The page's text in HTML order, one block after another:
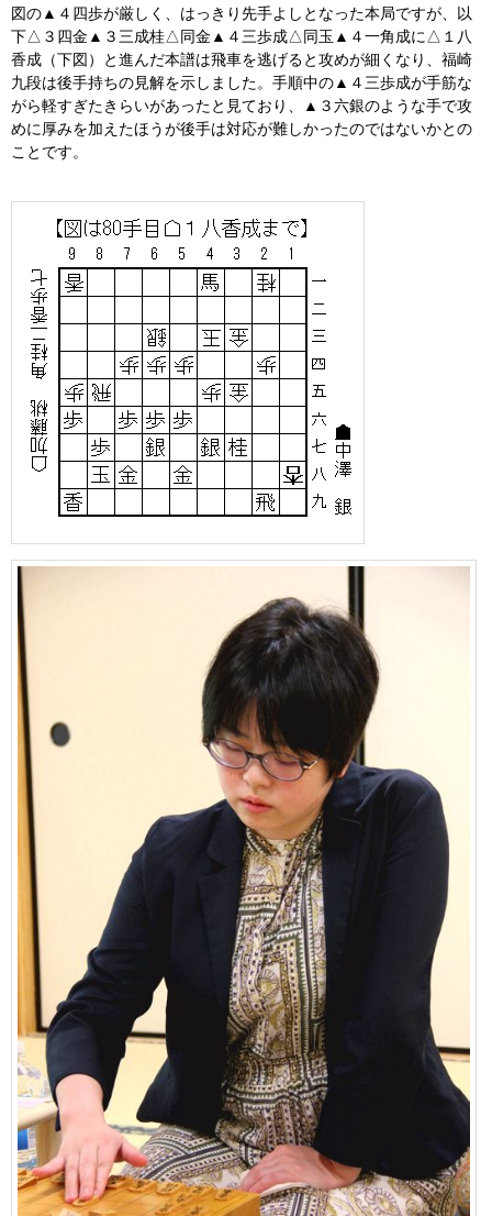
図の▲４四歩が厳しく、はっきり先手よしとなった本局ですが、以
下△３四金▲３三成桂△同金▲４三歩成△同玉▲４一角成に△１八
香成（下図）と進んだ本譜は飛車を逃げると攻めが細くなり、福崎
九段は後手持ちの見解を示しました。手順中の▲４三歩成が手筋な
がら軽すぎたきらいがあったと見ており、▲３六銀のような手で攻
めに厚みを加えたほうが後手は対応が難しかったのではないかとの
ことです。